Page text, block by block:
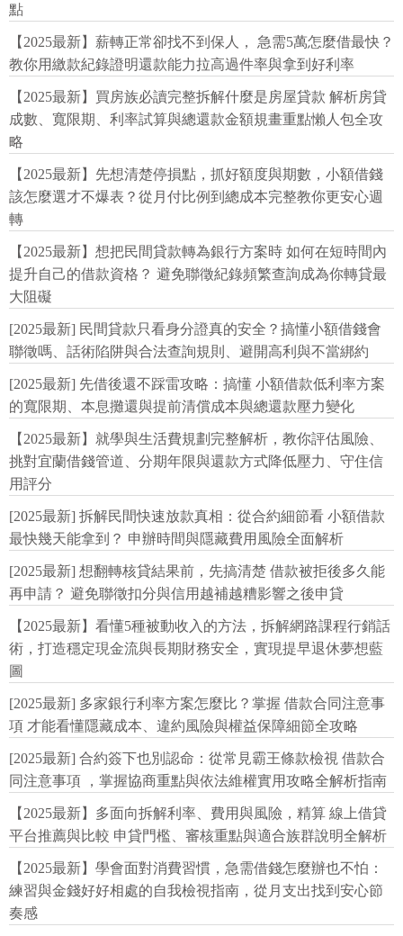
點
【2025最新】薪轉正常卻找不到保人， 急需5萬怎麼借最快？
教你用繳款紀錄證明還款能力拉高過件率與拿到好利率
【2025最新】買房族必讀完整拆解什麼是房屋貸款 解析房貸
成數、寬限期、利率試算與總還款金額規畫重點懶人包全攻
略
【2025最新】先想清楚停損點，抓好額度與期數，小額借錢
該怎麼選才不爆表？從月付比例到總成本完整教你更安心週
轉
【2025最新】想把民間貸款轉為銀行方案時 如何在短時間內
提升自己的借款資格？ 避免聯徵紀錄頻繁查詢成為你轉貸最
大阻礙
[2025最新] 民間貸款只看身分證真的安全？搞懂小額借錢會
聯徵嗎、話術陷阱與合法查詢規則、避開高利與不當綁約
[2025最新] 先借後還不踩雷攻略：搞懂 小額借款低利率方案
的寬限期、本息攤還與提前清償成本與總還款壓力變化
【2025最新】就學與生活費規劃完整解析，教你評估風險、
挑對宜蘭借錢管道、分期年限與還款方式降低壓力、守住信
用評分
[2025最新] 拆解民間快速放款真相：從合約細節看 小額借款
最快幾天能拿到？ 申辦時間與隱藏費用風險全面解析
[2025最新] 想翻轉核貸結果前，先搞清楚 借款被拒後多久能
再申請？ 避免聯徵扣分與信用越補越糟影響之後申貸
【2025最新】看懂5種被動收入的方法，拆解網路課程行銷話
術，打造穩定現金流與長期財務安全，實現提早退休夢想藍
圖
[2025最新] 多家銀行利率方案怎麼比？掌握 借款合同注意事
項 才能看懂隱藏成本、違約風險與權益保障細節全攻略
[2025最新] 合約簽下也別認命：從常見霸王條款檢視 借款合
同注意事項 ，掌握協商重點與依法維權實用攻略全解析指南
【2025最新】多面向拆解利率、費用與風險，精算 線上借貸
平台推薦與比較 申貸門檻、審核重點與適合族群說明全解析
【2025最新】學會面對消費習慣，急需借錢怎麼辦也不怕：
練習與金錢好好相處的自我檢視指南，從月支出找到安心節
奏感